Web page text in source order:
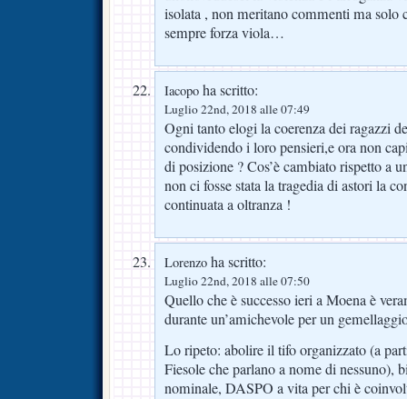
isolata , non meritano commenti ma
sempre forza viola…
Iacopo ha scritto:
Luglio 22nd, 2018 alle 07:49
Ogni tanto elogi la coerenza dei ragazzi
condividendo i loro pensieri,e ora non
di posizione ? Cos’è cambiato rispetto a
non ci fosse stata la tragedia di astori la
continuata a oltranza !
Lorenzo ha scritto:
Luglio 22nd, 2018 alle 07:50
Quello che è successo ieri a Moena è
durante un’amichevole per un
Lo ripeto: abolire il tifo organizzato (a
Fiesole che parlano a nome di nessuno),
nominale, DASPO a vita per chi è